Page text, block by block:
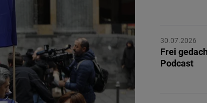
30.07.2026
Frei
Podcast
Embed
Google
Maps
Embed